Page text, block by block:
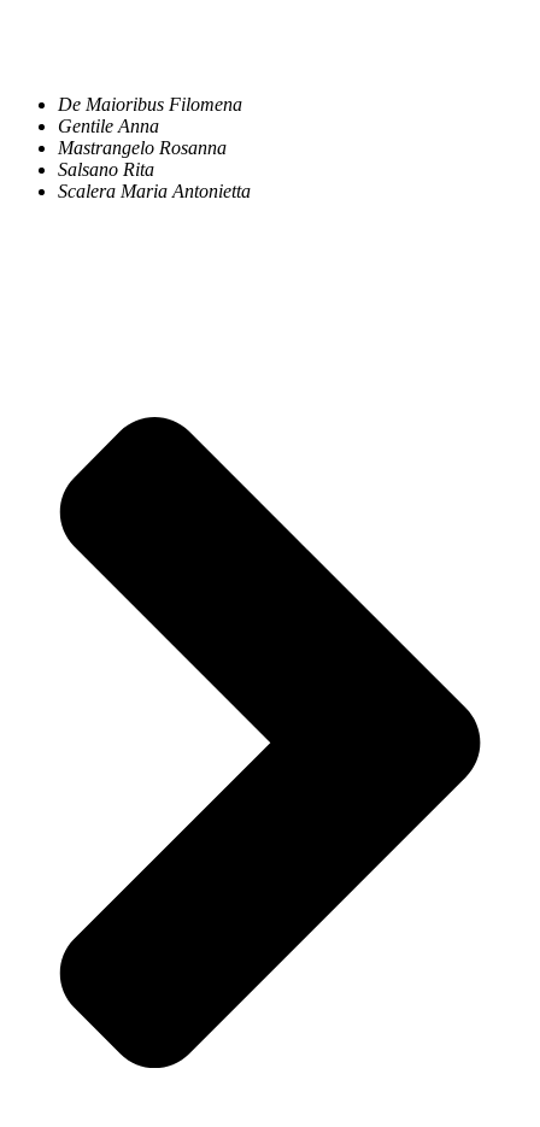
De Maioribus Filomena
Gentile Anna
Mastrangelo Rosanna
Salsano Rita
Scalera Maria Antonietta